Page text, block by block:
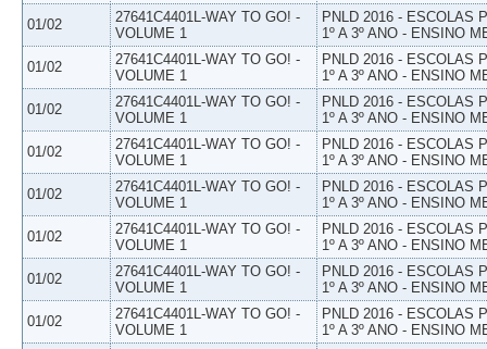
01/02
27641C4401L-WAY TO GO! -
VOLUME 1
PNLD 2016 - ESCOLAS
1º A 3º ANO - ENSINO
01/02
27641C4401L-WAY TO GO! -
VOLUME 1
PNLD 2016 - ESCOLAS
1º A 3º ANO - ENSINO
01/02
27641C4401L-WAY TO GO! -
VOLUME 1
PNLD 2016 - ESCOLAS
1º A 3º ANO - ENSINO
01/02
27641C4401L-WAY TO GO! -
VOLUME 1
PNLD 2016 - ESCOLAS
1º A 3º ANO - ENSINO
01/02
27641C4401L-WAY TO GO! -
VOLUME 1
PNLD 2016 - ESCOLAS
1º A 3º ANO - ENSINO
01/02
27641C4401L-WAY TO GO! -
VOLUME 1
PNLD 2016 - ESCOLAS
1º A 3º ANO - ENSINO
01/02
27641C4401L-WAY TO GO! -
VOLUME 1
PNLD 2016 - ESCOLAS
1º A 3º ANO - ENSINO
01/02
27641C4401L-WAY TO GO! -
VOLUME 1
PNLD 2016 - ESCOLAS
1º A 3º ANO - ENSINO